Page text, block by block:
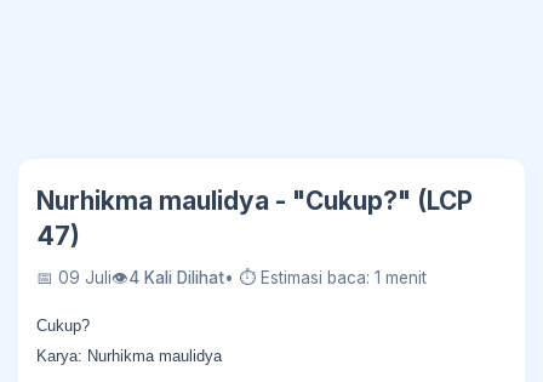
Nurhikma maulidya - "Cukup?" (LCP
47)
📅 09 Juli👁4 Kali Dilihat• ⏱ Estimasi baca: 1 menit
Cukup?
Karya: Nurhikma maulidya